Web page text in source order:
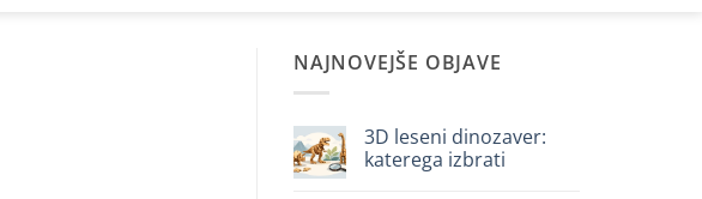
NAJNOVEJŠE OBJAVE
3D leseni dinozaver:
katerega izbrati